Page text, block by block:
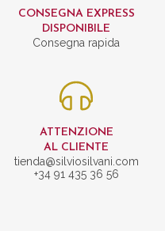
CONSEGNA EXPRESS
DISPONIBILE
Consegna rapida
ATTENZIONE
AL CLIENTE
tienda@silviosilvani.com
+34 91 435 36 56